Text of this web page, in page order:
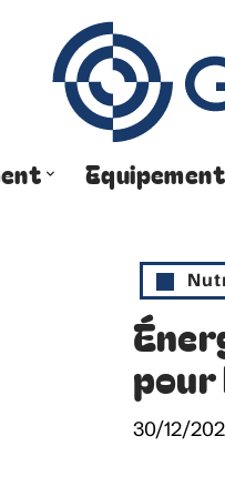
Equipement
pour
30/12/